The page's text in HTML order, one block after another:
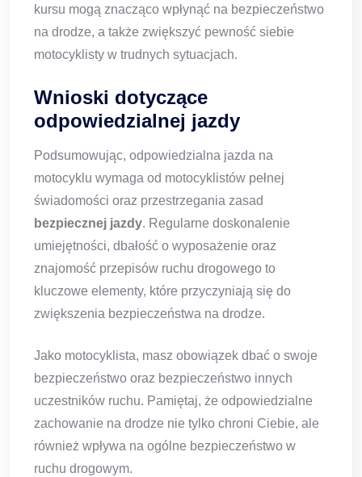
kursu mogą znacząco wpłynąć na bezpieczeństwo
na drodze, a także zwiększyć pewność siebie
motocyklisty w trudnych sytuacjach.
Wnioski dotyczące
odpowiedzialnej jazdy
Podsumowując, odpowiedzialna jazda na
motocyklu wymaga od motocyklistów pełnej
świadomości oraz przestrzegania zasad
bezpiecznej jazdy. Regularne doskonalenie
umiejętności, dbałość o wyposażenie oraz
znajomość przepisów ruchu drogowego to
kluczowe elementy, które przyczyniają się do
zwiększenia bezpieczeństwa na drodze.
Jako motocyklista, masz obowiązek dbać o swoje
bezpieczeństwo oraz bezpieczeństwo innych
uczestników ruchu. Pamiętaj, że odpowiedzialne
zachowanie na drodze nie tylko chroni Ciebie, ale
również wpływa na ogólne bezpieczeństwo w
ruchu drogowym.